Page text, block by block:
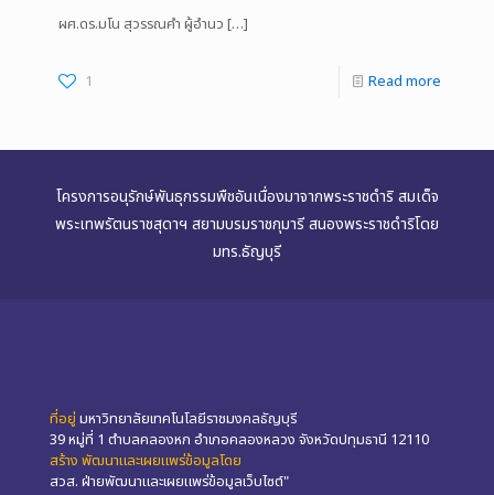
ผศ.ดร.มโน สุวรรณคำ ผู้อำนว […]
1 Read more
โครงการอนุรักษ์พันธุกรรมพืชอันเนื่องมาจากพระราชดำริ สมเด็จ
พระเทพรัตนราชสุดาฯ สยามบรมราชกุมารี สนองพระราชดำริโดย
มทร.ธัญบุรี
ที่อยู่ มหาวิทยาลัยเทคโนโลยีราชมงคลธัญบุรี
39 หมู่ที่ 1 ตำบลคลองหก อำเภอคลองหลวง จังหวัดปทุมธานี 12110
สร้าง พัฒนาและเผยแพร่ข้อมูลโดย
สวส. ฝ่ายพัฒนาและเผยแพร่ข้อมูลเว็บไซต์"